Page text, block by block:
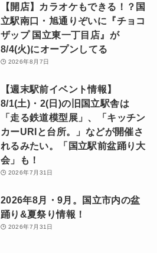
【開店】カラオケもできる！？国
立駅南口・旭通りぞいに『チョコ
ザップ 国立東一丁目店』が
8/4(火)にオープンしてる
2026年8月7日
【週末駅前イベント情報】
8/1(土)・2(日)の旧国立駅舎は
「走る鉄道模型展」、「キッチン
カーURIと台所。」などが開催さ
れるみたい。「国立駅前盆踊り大
会」も！
2026年7月31日
2026年8月・9月。国立市内の盆
踊り&夏祭り情報！
2026年7月31日